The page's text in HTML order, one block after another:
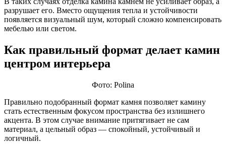
разрушает его. Вместо ощущения тепла и устойчивости
появляется визуальный шум, который сложно компенсировать
мебелью или светом.
Как правильный формат делает камин
центром интерьера
Фото: Polina
Правильно подобранный формат камня позволяет камину
стать естественным фокусом пространства без излишнего
акцента. В этом случае внимание притягивает не сам
материал, а цельный образ — спокойный, устойчивый и
логичный.